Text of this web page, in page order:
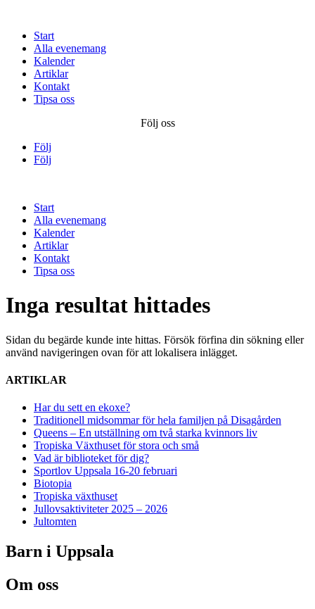
Start
Alla evenemang
Kalender
Artiklar
Kontakt
Tipsa oss
Följ oss
Följ
Följ
Start
Alla evenemang
Kalender
Artiklar
Kontakt
Tipsa oss
Inga resultat hittades
Sidan du begärde kunde inte hittas. Försök förfina din sökning eller
använd navigeringen ovan för att lokalisera inlägget.
ARTIKLAR
Har du sett en ekoxe?
Traditionell midsommar för hela familjen på Disagården
Queens – En utställning om två starka kvinnors liv
Tropiska Växthuset för stora och små
Vad är biblioteket för dig?
Sportlov Uppsala 16-20 februari
Biotopia
Tropiska växthuset
Jullovsaktiviteter 2025 – 2026
Jultomten
Barn i Uppsala
Om oss